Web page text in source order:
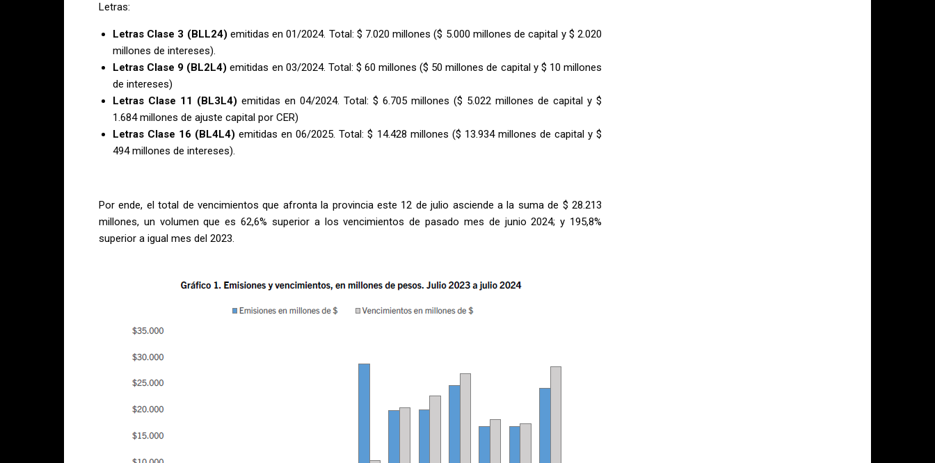
Letras:
Letras Clase 3 (BLL24) emitidas en 01/2024. Total: $ 7.020 millones ($ 5.000 millones de capital y $ 2.020
millones de intereses).
Letras Clase 9 (BL2L4) emitidas en 03/2024. Total: $ 60 millones ($ 50 millones de capital y $ 10 millones
de intereses)
Letras Clase 11 (BL3L4) emitidas en 04/2024. Total: $ 6.705 millones ($ 5.022 millones de capital y $
1.684 millones de ajuste capital por CER)
Letras Clase 16 (BL4L4) emitidas en 06/2025. Total: $ 14.428 millones ($ 13.934 millones de capital y $
494 millones de intereses).
Por ende, el total de vencimientos que afronta la provincia este 12 de julio asciende a la suma de $ 28.213
millones, un volumen que es 62,6% superior a los vencimientos de pasado mes de junio 2024; y 195,8%
superior a igual mes del 2023.